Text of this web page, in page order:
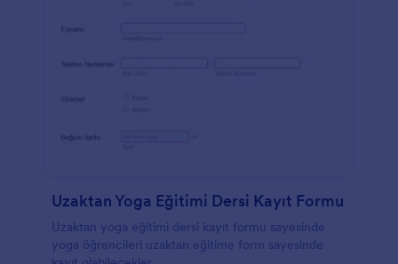
Uzaktan Yoga Eğitimi Dersi Kayıt Formu
Uzaktan yoga eğitimi dersi kayıt formu sayesinde
yoga öğrencileri uzaktan eğitime form sayesinde